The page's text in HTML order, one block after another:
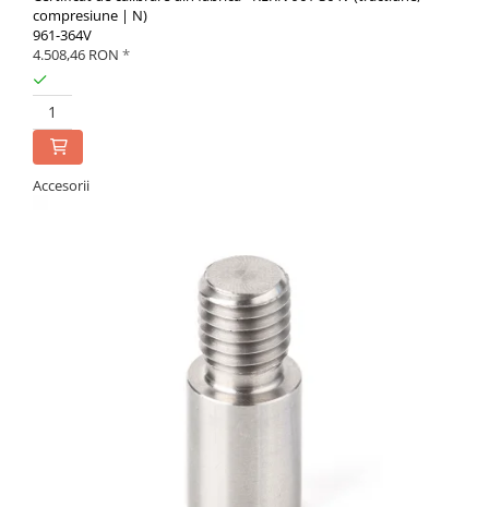
compresiune | N)
961-364V
4.508,46 RON *
Accesorii